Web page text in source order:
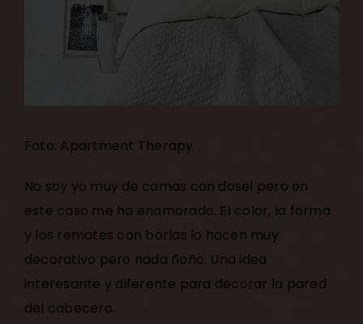
Foto: Apartment Therapy
No soy yo muy de camas con dosel pero en
este caso me ha enamorado. El color, la forma
y los remates con borlas lo hacen muy
decorativo pero nada ñoño. Una idea
interesante y diferente para decorar la pared
del cabecero.